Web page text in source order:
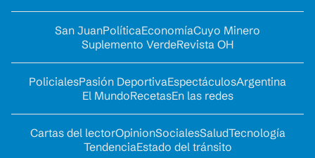
San JuanPolíticaEconomíaCuyo Minero
Suplemento VerdeRevista OH
PolicialesPasión DeportivaEspectáculosArgentina
El MundoRecetasEn las redes
Cartas del lectorOpinionSocialesSaludTecnología
TendenciaEstado del tránsito